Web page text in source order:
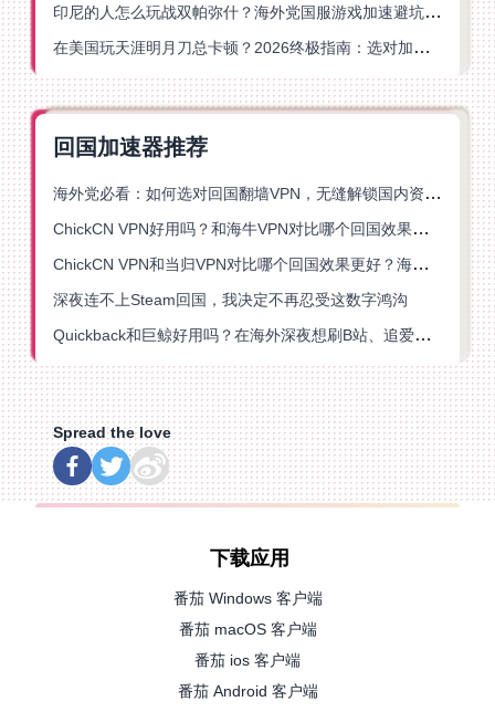
印尼的人怎么玩战双帕弥什？海外党国服游戏加速避坑指南
在美国玩天涯明月刀总卡顿？2026终极指南：选对加速器让你丝滑连招
回国加速器推荐
海外党必看：如何选对回国翻墙VPN，无缝解锁国内资源？
ChickCN VPN好用吗？和海牛VPN对比哪个回国效果更好？
ChickCN VPN和当归VPN对比哪个回国效果更好？海外党亲测后选了它
深夜连不上Steam回国，我决定不再忍受这数字鸿沟
Quickback和巨鲸好用吗？在海外深夜想刷B站、追爱奇艺的你，或许正需要这份答案
Spread the love
下载应用
番茄 Windows 客户端
番茄 macOS 客户端
番茄 ios 客户端
番茄 Android 客户端